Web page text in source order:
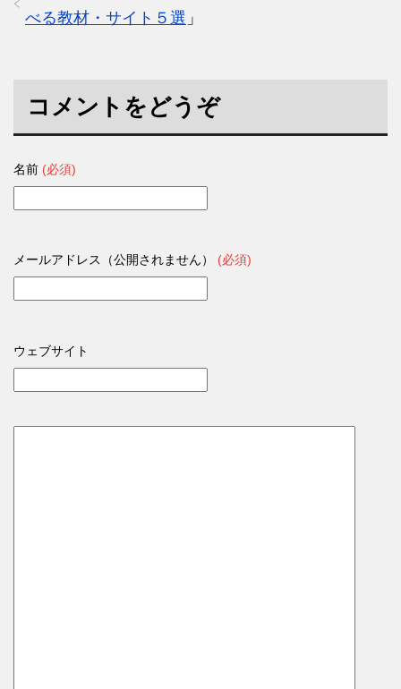
べる教材・サイト５選 」
コメントをどうぞ
名前 (必須)
メールアドレス（公開されません） (必須)
ウェブサイト